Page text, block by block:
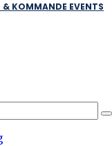
& KOMMANDE EVENTS